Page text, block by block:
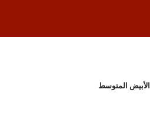
الأبيض المتوسط